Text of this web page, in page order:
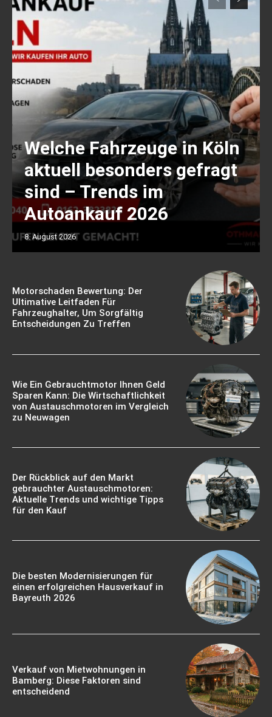
Welche Fahrzeuge in Köln
aktuell besonders gefragt
sind – Trends im
Autoankauf 2026
8. August 2026
Motorschaden Bewertung: Der
Ultimative Leitfaden Für
Fahrzeughalter, Um Sorgfältig
Entscheidungen Zu Treffen
Wie Ein Gebrauchtmotor Ihnen Geld
Sparen Kann: Die Wirtschaftlichkeit
von Austauschmotoren im Vergleich
zu Neuwagen
Der Rückblick auf den Markt
gebrauchter Austauschmotoren:
Aktuelle Trends und wichtige Tipps
für den Kauf
Die besten Modernisierungen für
einen erfolgreichen Hausverkauf in
Bayreuth 2026
Verkauf von Mietwohnungen in
Bamberg: Diese Faktoren sind
entscheidend